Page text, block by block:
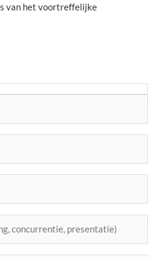
van het voortreffelijke